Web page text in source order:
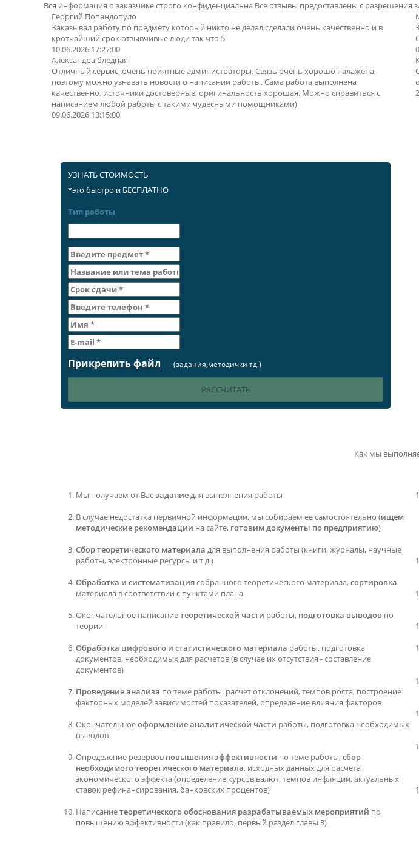
Вся информация о заказчике строго конфиденциальна Все отзывы предоставлены с разрешения
Георгий Попандопуло
Заказывал работу по предмету который никто не делал,сделали очень качественно и в
кротчайший срок отзывчивые люди так что 5
10.06.2026 17:27:00
Александра бледная
Отличный сервис, очень приятные администраторы. Связь очень хорошо налажена,
поэтому можно узнавать новости о написании работы. Сама работа выполнена
качественно, источники достоверные, оригинальность хорошая. Можно справиться с
написанием любой работы с такими чудесными помощниками)
09.06.2026 13:15:00
УЗНАТЬ СТОИМОСТЬ
*это быстро и БЕСПЛАТНО
Тип работы
Прикрепить файл (задания,методички тд.)
Как мы
Мы получаем от Васзаданиедля выполнения работы
В случае недостатка первичной информации, мы собираем ее самостоятельно (ищем
методические рекомендации на сайте, готовим документы по предприятию)
Сбор теоретического материала для выполнения работы (книги, журналы, научные
работы, электронные ресурсы и т.д.)
Обработка и систематизациясобранного теоретического материала,сортировка
материала в соответствии с пунктами плана
Окончательное написаниетеоретической части работы, подготовка выводов по
теории
Обработка цифрового и статистического материала работы, подготовка
документов, необходимых для расчетов (в случае их отсутствия - составление
документов)
Проведение анализа по теме работы: расчет отклонений, темпов роста, построение
факторных моделей зависимостей показателей, определение влияния факторов
Окончательноеоформление аналитической части работы, подготовка необходимых
выводов
Определение резервов повышения эффективности по теме работы,сбор
необходимого теоретического материала, исходных данных для расчета
экономического эффекта (определение курсов валют, темпов инфляции, актуальных
ставок рефинансирования, банковских процентов)
Написаниетеоретического обоснования разрабатываемых мероприятий по
повышению эффективности (как правило, первый раздел главы 3)